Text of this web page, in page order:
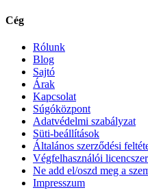
Cég
Rólunk
Blog
Sajtó
Árak
Kapcsolat
Súgóközpont
Adatvédelmi szabályzat
Süti-beállítások
Általános szerződési
Végfelhasználói
Ne add el/oszd meg a
Impresszum